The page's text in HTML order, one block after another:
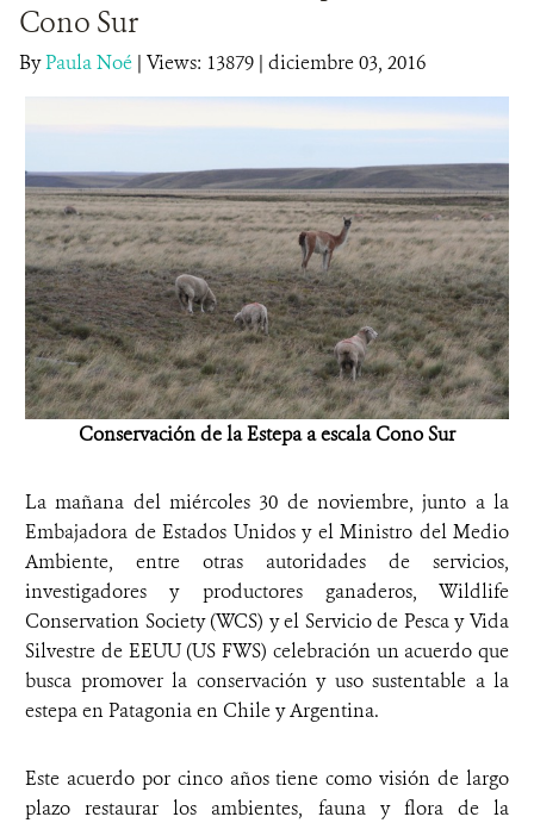
Cono Sur
ByPaula Noé | Views: 13879 | diciembre 03, 2016
Conservación de la Estepa a escala Cono Sur
La mañana del miércoles 30 de noviembre, junto a la
Embajadora de Estados Unidos y el Ministro del Medio
Ambiente, entre otras autoridades de servicios,
investigadores y productores ganaderos, Wildlife
Conservation Society (WCS) y el Servicio de Pesca y Vida
Silvestre de EEUU (US FWS) celebración un acuerdo que
busca promover la conservación y uso sustentable a la
estepa en Patagonia en Chile y Argentina.
Este acuerdo por cinco años tiene como visión de largo
plazo restaurar los ambientes, fauna y flora de la